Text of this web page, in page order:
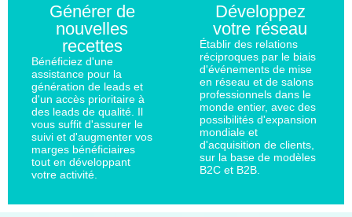
Générer de
nouvelles
recettes
Bénéficiez d'une
assistance pour la
génération de leads et
d'un accès prioritaire à
des leads de qualité. Il
vous suffit d'assurer le
suivi et d'augmenter vos
marges bénéficiaires
tout en développant
votre activité.
Développez
votre réseau
Établir des relations
réciproques par le biais
d'événements de mise
en réseau et de salons
professionnels dans le
monde entier, avec des
possibilités d'expansion
mondiale et
d'acquisition de clients,
sur la base de modèles
B2C et B2B.